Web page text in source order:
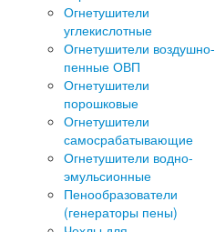
Огнетушители
углекислотные
Огнетушители воздушно-
пенные ОВП
Огнетушители
порошковые
Огнетушители
самосрабатывающие
Огнетушители водно-
эмульсионные
Пенообразователи
(генераторы пены)